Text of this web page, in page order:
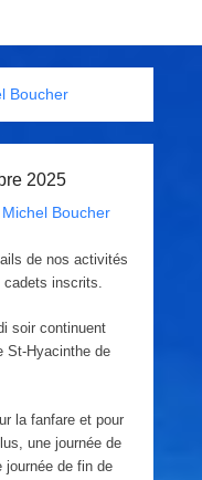
Boucher
2025
Michel Boucher
de nos activités
cadets inscrits.
soir continuent
St-Hyacinthe de
la fanfare et pour
une journée de
journée de fin de